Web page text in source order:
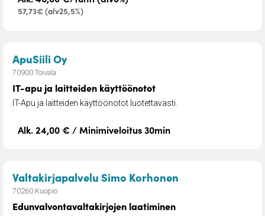
57,73€ (alv25,5%)
ApuSiili Oy– IT-apu ja laitteiden käyttöönotot
70900 Toivala
IT-apu ja laitteiden käyttöönotot
IT-Apu ja laitteiden käyttöönotot luotettavasti.
Alk. 24,00 € / Minimiveloitus 30min
Valtakirjapalvelu Simo Korhonen
70260 Kuopio
Edunvalvontavaltakirjojen laatiminen